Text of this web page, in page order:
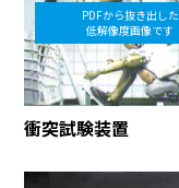
PDFから抜き出した
低解像度画像です
衝突試験装置